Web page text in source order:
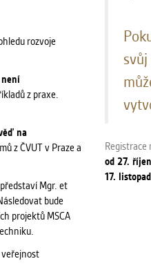
rozvoje
z praxe.
na
z ČVUT v Praze a
Mgr. et
bude
projektů MSCA
veřejnost
svůj
Registrace
od 27.
17.